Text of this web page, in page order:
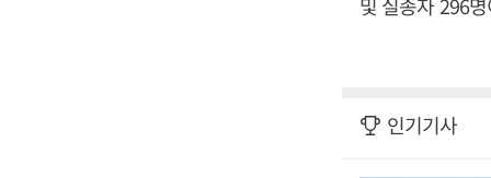
인기기사